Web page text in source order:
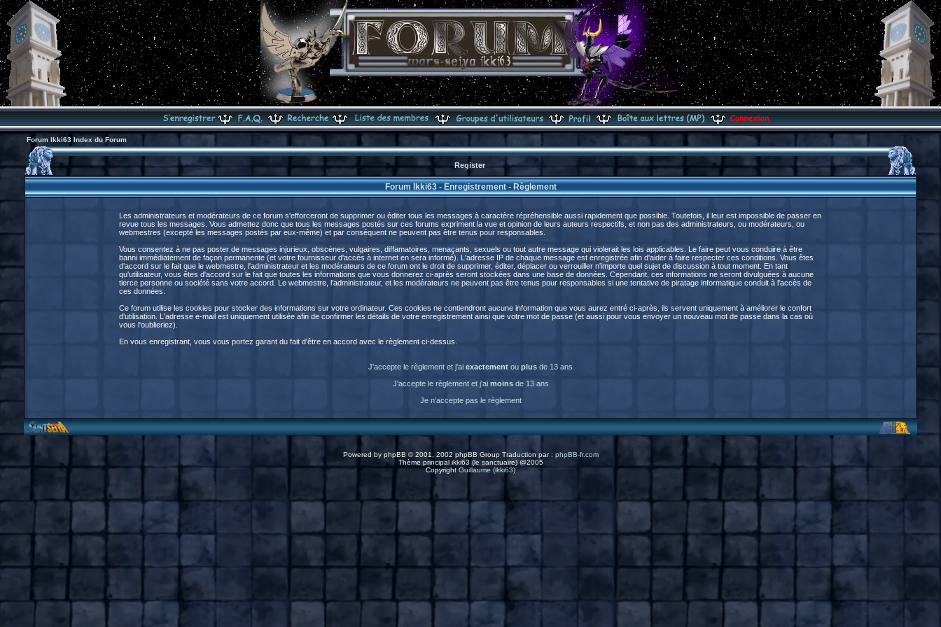
Forum Ikki63 Index du Forum
Register
Forum Ikki63 - Enregistrement - Règlement
Les administrateurs et modérateurs de ce forum s'efforceront de supprimer ou éditer tous les messages à caractère répréhensible aussi rapidement que possible. Toutefois, il leur est impossible de passer en
revue tous les messages. Vous admettez donc que tous les messages postés sur ces forums expriment la vue et opinion de leurs auteurs respectifs, et non pas des administrateurs, ou modérateurs, ou
webmestres (excepté les messages postés par eux-même) et par conséquent ne peuvent pas être tenus pour responsables.
Vous consentez à ne pas poster de messages injurieux, obscènes, vulgaires, diffamatoires, menaçants, sexuels ou tout autre message qui violerait les lois applicables. Le faire peut vous conduire à être
banni immédiatement de façon permanente (et votre fournisseur d'accès à internet en sera informé). L'adresse IP de chaque message est enregistrée afin d'aider à faire respecter ces conditions. Vous êtes
d'accord sur le fait que le webmestre, l'administrateur et les modérateurs de ce forum ont le droit de supprimer, éditer, déplacer ou verrouiller n'importe quel sujet de discussion à tout moment. En tant
qu'utilisateur, vous êtes d'accord sur le fait que toutes les informations que vous donnerez ci-après seront stockées dans une base de données. Cependant, ces informations ne seront divulguées à aucune
tierce personne ou société sans votre accord. Le webmestre, l'administrateur, et les modérateurs ne peuvent pas être tenus pour responsables si une tentative de piratage informatique conduit à l'accès de
ces données.
Ce forum utilise les cookies pour stocker des informations sur votre ordinateur. Ces cookies ne contiendront aucune information que vous aurez entré ci-après, ils servent uniquement à améliorer le confort
d'utilisation. L'adresse e-mail est uniquement utilisée afin de confirmer les détails de votre enregistrement ainsi que votre mot de passe (et aussi pour vous envoyer un nouveau mot de passe dans la cas où
vous l'oublieriez).
En vous enregistrant, vous vous portez garant du fait d'être en accord avec le règlement ci-dessus.
J'accepte le règlement et j'ai exactement ou plus de 13 ans
J'accepte le règlement et j'ai moinsde 13 ans
Je n'accepte pas le règlement
Powered by phpBB © 2001, 2002 phpBB Group Traduction par : phpBB-fr.com
Thème principal ikki63 (le sanctuaire) @2005
Copyright Guillaume (ikki63)